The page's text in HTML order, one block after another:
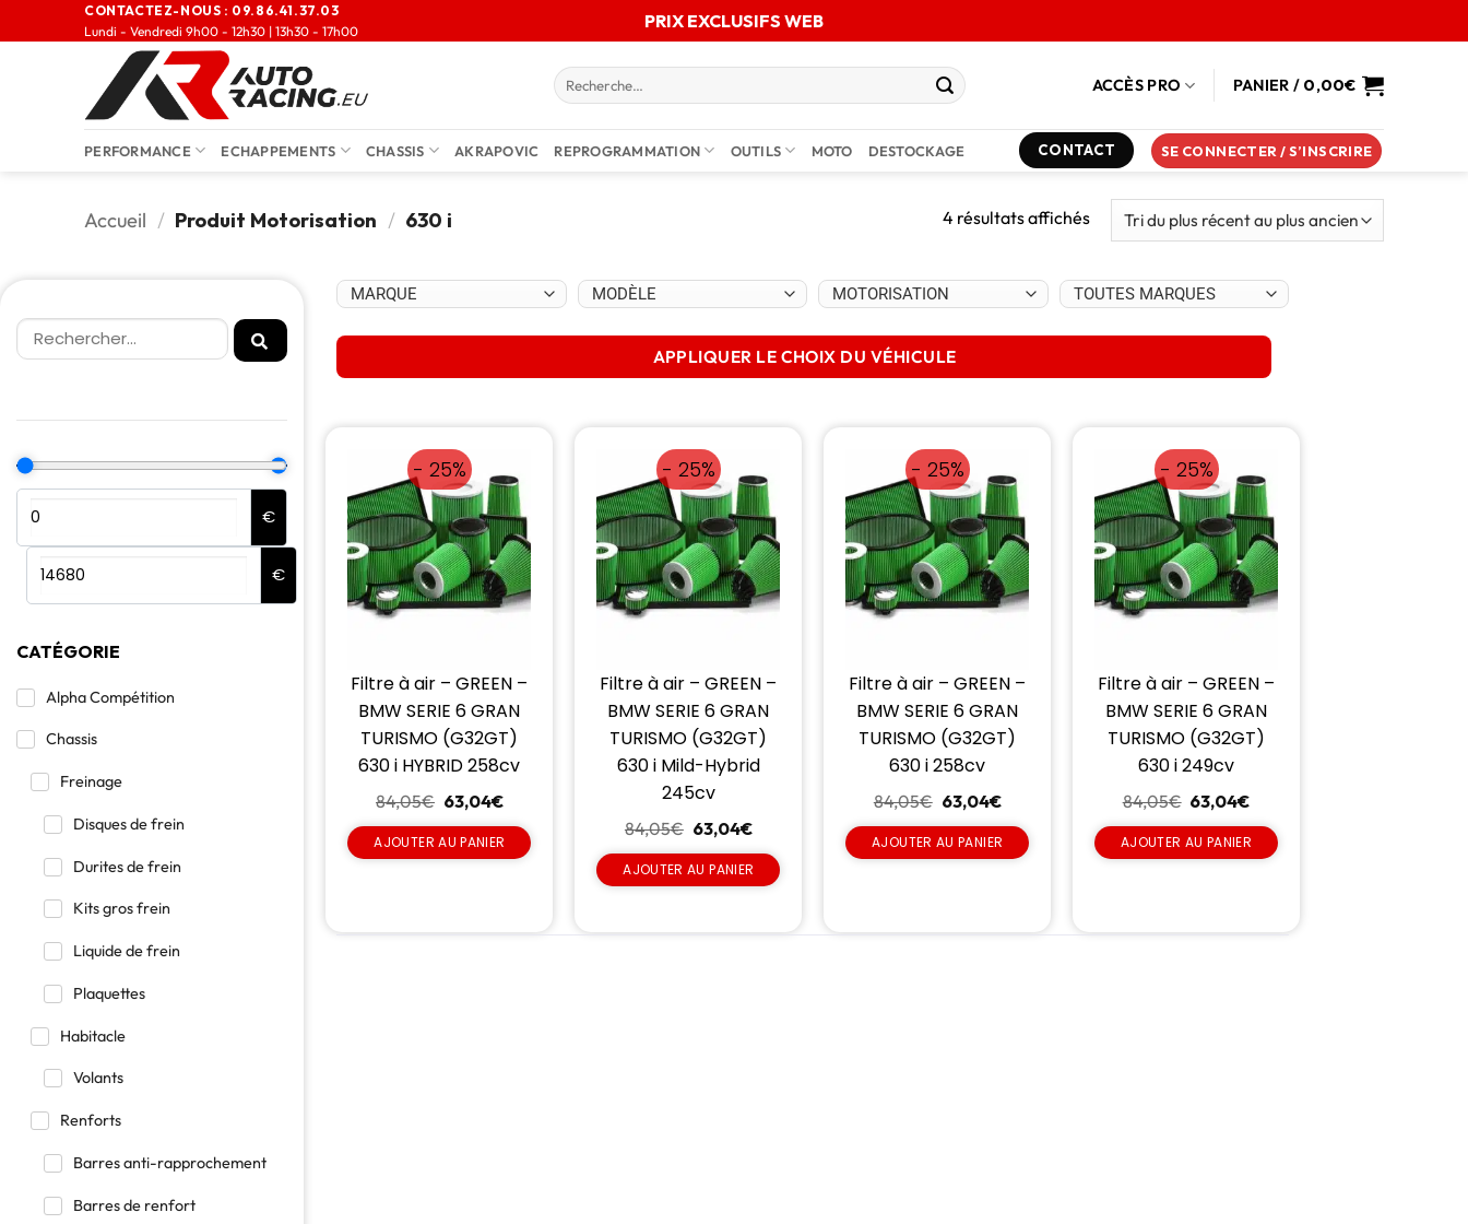
CONTACTEZ-NOUS : 09.86.41.37.03
Lundi - Vendredi 9h00 - 12h30 | 13h30 - 17h00
PRIX EXCLUSIFS WEB
ACCÈS PRO PANIER / 0,00€
PERFORMANCE ECHAPPEMENTS CHASSIS AKRAPOVIC REPROGRAMMATION OUTILS MOTO DESTOCKAGE CONTACT SE CONNECTER / S’INSCRIRE
Accueil / Produit Motorisation / 630 i 4 résultats affichés
€
€
CATÉGORIE
Alpha Compétition
Chassis
Freinage
Disques de frein
Durites de frein
Kits gros frein
Liquide de frein
Plaquettes
Habitacle
Volants
Renforts
Barres anti-rapprochement
Barres de renfort
APPLIQUER LE CHOIX DU VÉHICULE
- 25%
Filtre à air – GREEN –
BMW SERIE 6 GRAN
TURISMO (G32GT)
630 i HYBRID 258cv
84,05€ 63,04€
AJOUTER AU PANIER
- 25%
Filtre à air – GREEN –
BMW SERIE 6 GRAN
TURISMO (G32GT)
630 i Mild-Hybrid
245cv
84,05€ 63,04€
AJOUTER AU PANIER
- 25%
Filtre à air – GREEN –
BMW SERIE 6 GRAN
TURISMO (G32GT)
630 i 258cv
84,05€ 63,04€
AJOUTER AU PANIER
- 25%
Filtre à air – GREEN –
BMW SERIE 6 GRAN
TURISMO (G32GT)
630 i 249cv
84,05€ 63,04€
AJOUTER AU PANIER